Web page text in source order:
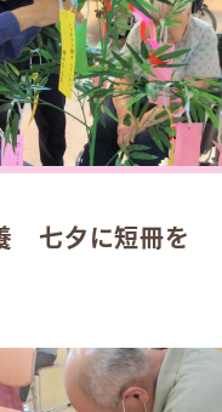
七夕に短冊を